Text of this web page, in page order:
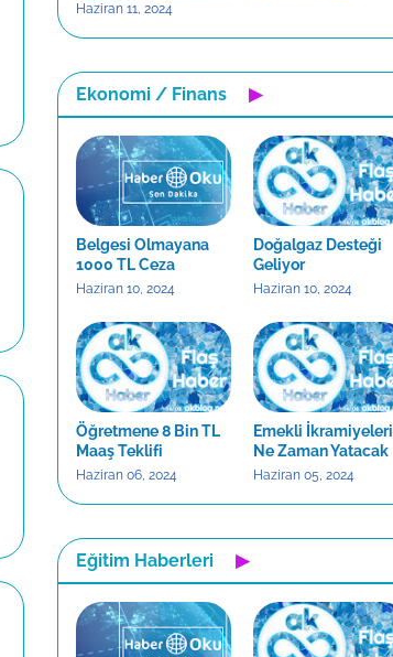
Haziran 11, 2024
Ekonomi / Finans ▶
Belgesi Olmayana
1000 TL Ceza
Haziran 10, 2024
Doğalgaz Desteği
Geliyor
Haziran 10, 2024
Öğretmene 8 Bin TL
Maaş Teklifi
Haziran 06, 2024
Emekli İkramiyeleri
Ne Zaman Yatacak
Haziran 05, 2024
Eğitim Haberleri ▶